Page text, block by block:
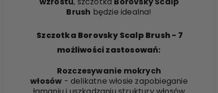
Brush będzie idealna!
Szczotka Borovsky Scalp Brush - 7
możliwości zastosowań:
Rozczesywanie mokrych
włosów - delikatne włosie zapobieganie